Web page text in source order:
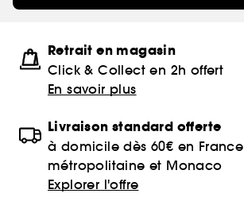
Retrait en magasin
Click & Collect en 2h offert
En savoir plus
Livraison standard offerte
à domicile dès 60€ en France
métropolitaine et Monaco
Explorer l'offre